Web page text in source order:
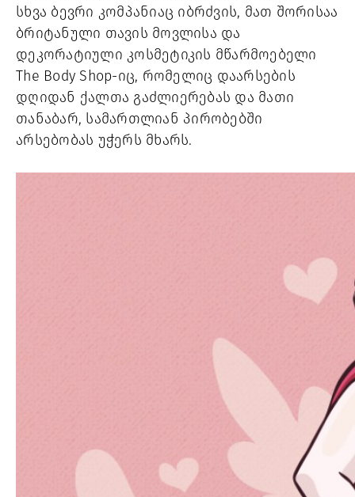
სხვა ბევრი კომპანიაც იბრძვის, მათ შორისაა
ბრიტანული თავის მოვლისა და
დეკორატიული კოსმეტიკის მწარმოებელი
The Body Shop-იც, რომელიც დაარსების
დღიდან ქალთა გაძლიერებას და მათი
თანაბარ, სამართლიან პირობებში
არსებობას უჭერს მხარს.